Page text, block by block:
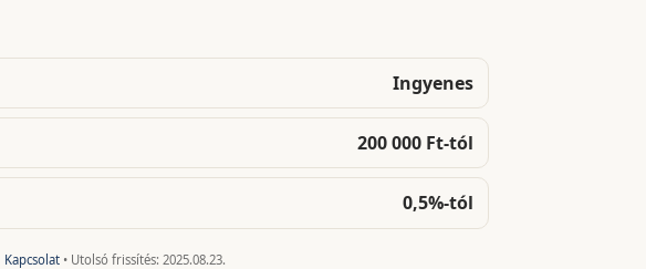
Ingyenes
200 000 Ft-tól
0,5%-tól
Kapcsolat • Utolsó frissítés: 2025.08.23.